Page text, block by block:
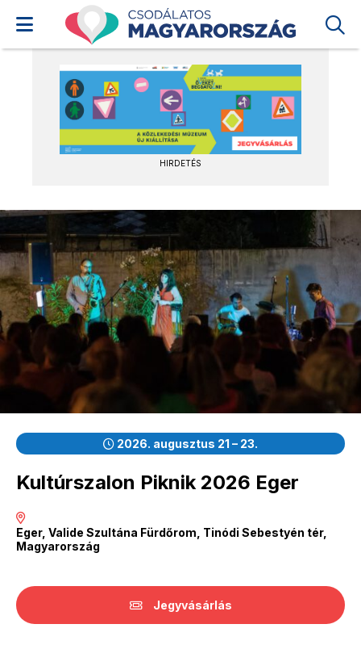
HIRDETÉS
2026. augusztus 21 – 23.
Kultúrszalon Piknik 2026 Eger
Eger, Valide Szultána Fürdőrom, Tinódi Sebestyén tér,
Magyarország
Jegyvásárlás